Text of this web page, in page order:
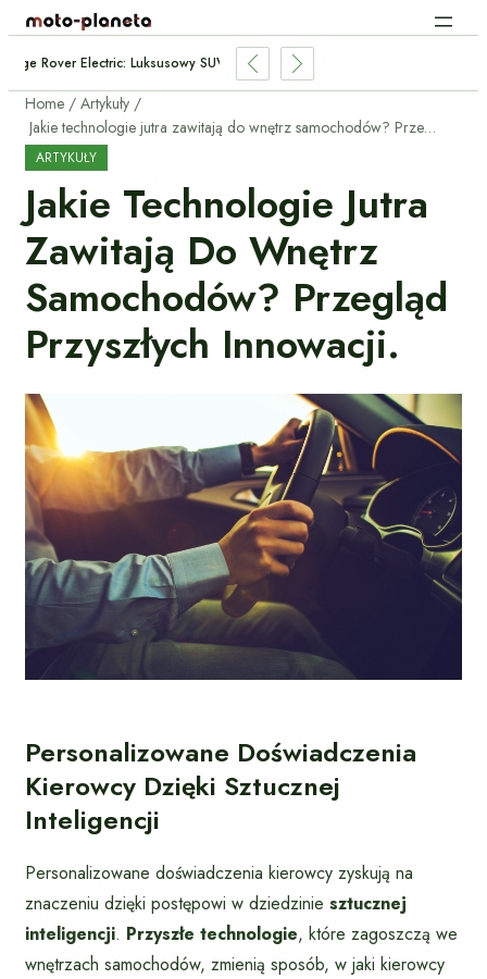
Range Rover Electric: Luksusowy SUV Kontra Błoto I Ładowanie
Home
Artykuły
Jakie technologie jutra zawitają do wnętrz samochodów? Przegląd przyszłych innowacji.
ARTYKUŁY
Jakie Technologie Jutra
Zawitają Do Wnętrz
Samochodów? Przegląd
Przyszłych Innowacji.
Personalizowane Doświadczenia
Kierowcy Dzięki Sztucznej
Inteligencji
Personalizowane doświadczenia kierowcy zyskują na
znaczeniu dzięki postępowi w dziedzinie sztucznej
inteligencji. Przyszłe technologie, które zagoszczą we
wnętrzach samochodów, zmienią sposób, w jaki kierowcy